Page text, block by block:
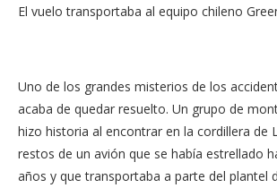
El vuelo transportaba al equipo chileno
Uno de los grandes misterios de los
acaba de quedar resuelto. Un grupo de
hizo historia al encontrar en la cordillera de
restos de un avión que se había estrellado
años y que transportaba a parte del plantel